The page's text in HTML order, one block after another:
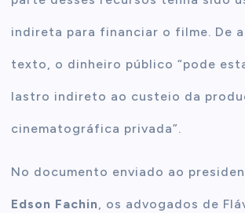
indireta para financiar o filme. De
texto, o dinheiro público “pode
lastro indireto ao custeio da
cinematográfica privada”.
No documento enviado ao
Edson Fachin, os advogados de